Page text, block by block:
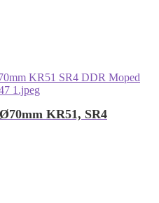
KR51, SR4